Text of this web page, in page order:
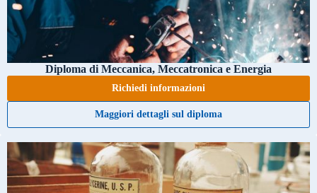
Diploma di Meccanica, Meccatronica e Energia
Richiedi informazioni
Maggiori dettagli sul diploma